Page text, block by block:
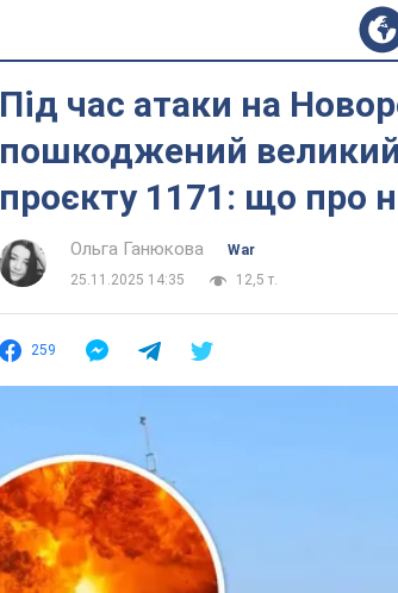
Під час атаки на
пошкоджений
проєкту 1171: що про
Ольга Ганюкова
War
25.11.2025 14:35
12,5 т.
259